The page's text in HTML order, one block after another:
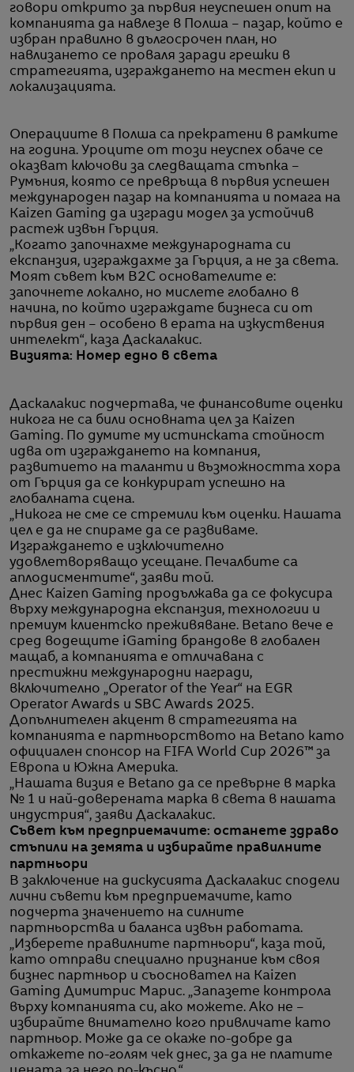
говори открито за първия неуспешен опит на
компанията да навлезе в Полша – пазар, който е
избран правилно в дългосрочен план, но
навлизането се проваля заради грешки в
стратегията, изграждането на местен екип и
локализацията.
Операциите в Полша са прекратени в рамките
на година. Уроците от този неуспех обаче се
оказват ключови за следващата стъпка –
Румъния, която се превръща в първия успешен
международен пазар на компанията и помага на
Kaizen Gaming да изгради модел за устойчив
растеж извън Гърция.
„Когато започнахме международната си
експанзия, изграждахме за Гърция, а не за света.
Моят съвет към B2C основателите е:
започнете локално, но мислете глобално в
начина, по който изграждате бизнеса си от
първия ден – особено в ерата на изкуствения
интелект“, каза Даскалакис.
Визията: Номер едно в света
Даскалакис подчертава, че финансовите оценки
никога не са били основната цел за Kaizen
Gaming. По думите му истинската стойност
идва от изграждането на компания,
развитието на таланти и възможността хора
от Гърция да се конкурират успешно на
глобалната сцена.
„Никога не сме се стремили към оценки. Нашата
цел е да не спираме да се развиваме.
Изграждането е изключително
удовлетворяващо усещане. Печалбите са
аплодисментите“, заяви той.
Днес Kaizen Gaming продължава да се фокусира
върху международна експанзия, технологии и
премиум клиентско преживяване. Betano вече е
сред водещите iGaming брандове в глобален
мащаб, а компанията е отличавана с
престижни международни награди,
включително „Operator of the Year“ на EGR
Operator Awards и SBC Awards 2025.
Допълнителен акцент в стратегията на
компанията е партньорството на Betano като
официален спонсор на FIFA World Cup 2026™ за
Европа и Южна Америка.
„Нашата визия е Betano да се превърне в марка
№ 1 и най-доверената марка в света в нашата
индустрия“, заяви Даскалакис.
Съвет към предприемачите: останете здраво
стъпили на земята и избирайте правилните
партньори
В заключение на дискусията Даскалакис сподели
лични съвети към предприемачите, като
подчерта значението на силните
партньорства и баланса извън работата.
„Изберете правилните партньори“, каза той,
като отправи специално признание към своя
бизнес партньор и съосновател на Kaizen
Gaming Димитрис Марис. „Запазете контрола
върху компанията си, ако можете. Ако не –
избирайте внимателно кого привличате като
партньор. Може да се окаже по-добре да
откажете по-голям чек днес, за да не платите